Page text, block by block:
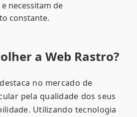
necessitam de
constante.
a Web Rastro?
no mercado de
pela qualidade dos seus
Utilizando tecnologia